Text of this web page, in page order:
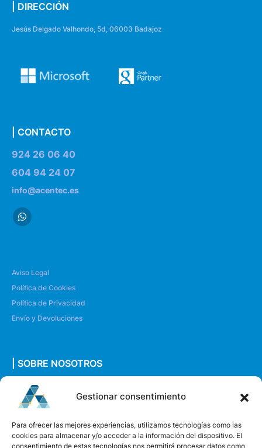
Gestionar consentimiento
Para ofrecer las mejores experiencias, utilizamos tecnologías como las
cookies para almacenar y/o acceder a la información del dispositivo. El
consentimiento de estas tecnologías nos permitirá procesar datos como
| DIRECCIÓN
Jesús Delgado Valhondo, 5d, 06003 Badajoz
| CONTACTO
924 26 06 40
604 94 24 07
info@acentec.es
Aviso Legal
Política de Cookies
Política de Privacidad
Envío y Devoluciones
| SOBRE NOSOTROS
Quiénes somos
Envíanos un mensaje